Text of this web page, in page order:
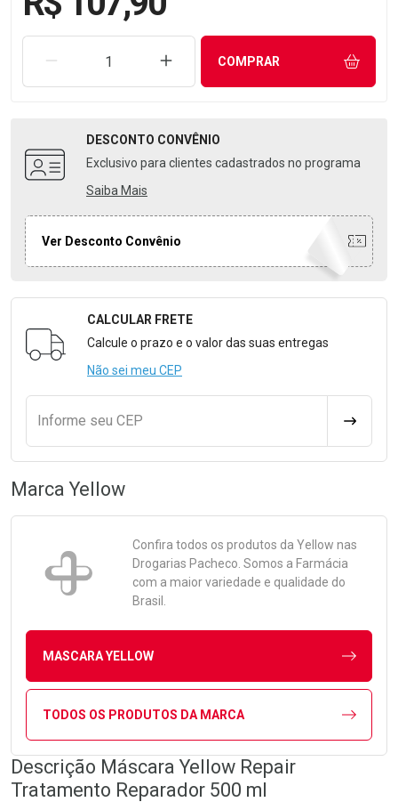
REMOVER UMA UNIDADEAUMENTAR UMA UNIDADE
COMPRAR
DESCONTO CONVÊNIO
Exclusivo para clientes cadastrados no programa
Saiba Mais
Ver Desconto Convênio
Formulário para Calcular o Frete
CALCULAR FRETE
Calcule o prazo e o valor das suas entregas
Não sei meu CEP
Informe seu CEP
Marca Yellow
Confira todos os produtos da Yellow nas
Drogarias Pacheco. Somos a Farmácia
com a maior variedade e qualidade do
Brasil.
MASCARA YELLOW
TODOS OS PRODUTOS DA MARCA
Descrição Máscara Yellow Repair
Tratamento Reparador 500 ml